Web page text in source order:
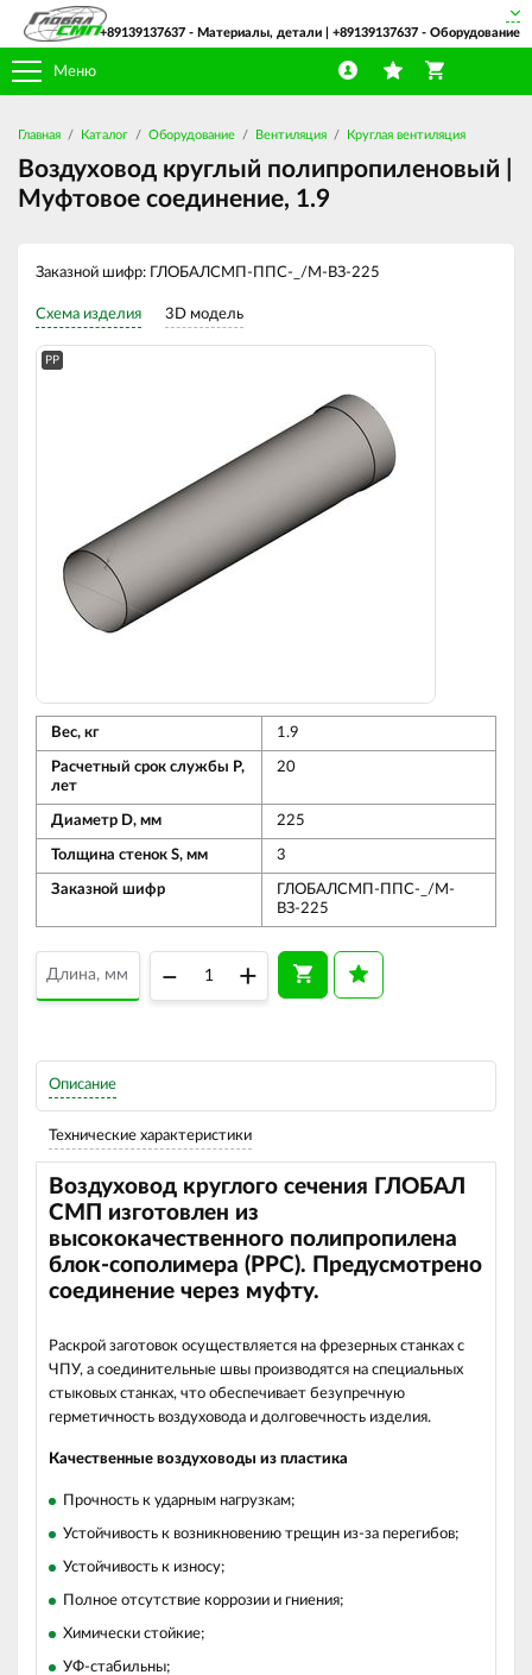
Меню
+89139137637 - Материалы, детали | +89139137637 - Оборудование
Главная Каталог Оборудование Вентиляция Круглая вентиляция
Воздуховод круглый полипропиленовый |
Муфтовое соединение, 1.9
Заказной шифр: ГЛОБАЛСМП-ППС-_/М-ВЗ-225
Схема изделия 3D модель
PP
Вес, кг 1.9
Расчетный срок службы Р,
лет
20
Диаметр D, мм 225
Толщина стенок S, мм 3
Заказной шифр
ГЛОБАЛСМП-ППС-_/М-
ВЗ-225
– +
Описание
Технические характеристики
Воздуховод круглого сечения ГЛОБАЛ
СМП изготовлен из
высококачественного полипропилена
блок-сополимера (РРС). Предусмотрено
соединение через муфту.
Раскрой заготовок осуществляется на фрезерных станках с
ЧПУ, а соединительные швы производятся на специальных
стыковых станках, что обеспечивает безупречную
герметичность воздуховода и долговечность изделия.
Качественные воздуховоды из пластика
Прочность к ударным нагрузкам;
Устойчивость к возникновению трещин из-за перегибов;
Устойчивость к износу;
Полное отсутствие коррозии и гниения;
Химически стойкие;
УФ-стабильны;